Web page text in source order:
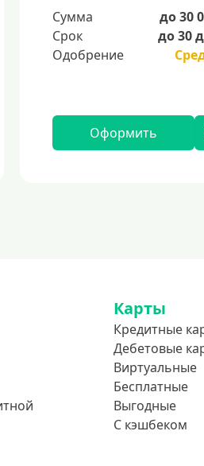
Сумма
до 30
Срок
до 30
Одобрение
Оформить
Карты
Кредитные
Дебетовые
Виртуальные
Бесплатные
Выгодные
С кэшбеком